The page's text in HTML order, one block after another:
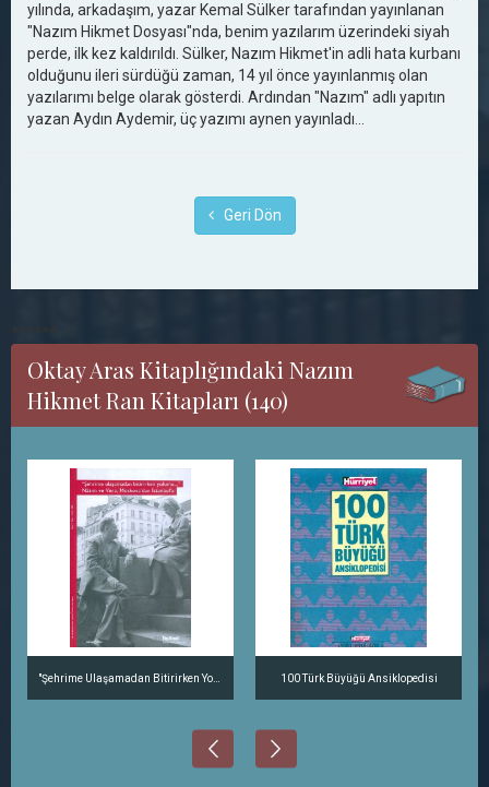
yılında, arkadaşım, yazar Kemal Sülker tarafından yayınlanan
"Nazım Hikmet Dosyası"nda, benim yazılarım üzerindeki siyah
perde, ilk kez kaldırıldı. Sülker, Nazım Hikmet'in adli hata kurbanı
olduğunu ileri sürdüğü zaman, 14 yıl önce yayınlanmış olan
yazılarımı belge olarak gösterdi. Ardından "Nazım" adlı yapıtın
yazan Aydın Aydemir, üç yazımı aynen yayınladı...
Geri Dön
Oktay Aras Kitaplığındaki Nazım
Hikmet Ran Kitapları (140)
100 Türk Büyüğü Ansiklopedisi